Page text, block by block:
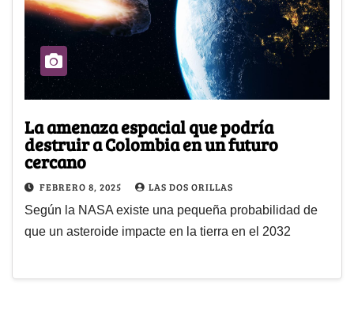
La amenaza espacial que podría
destruir a Colombia en un futuro
cercano
FEBRERO 8, 2025 LAS DOS ORILLAS
Según la NASA existe una pequeña probabilidad de
que un asteroide impacte en la tierra en el 2032